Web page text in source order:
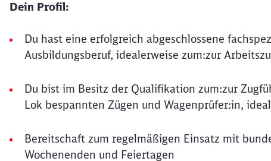
Dein Profil:
Du hast eine erfolgreich abgeschlossene
Ausbildungsberuf, idealerweise zum:zur
Du bist im Besitz der Qualifikation zum:zur
Lok bespannten Zügen und Wagenprüfer:in,
Bereitschaft zum regelmäßigen Einsatz mit
Wochenenden und Feiertagen